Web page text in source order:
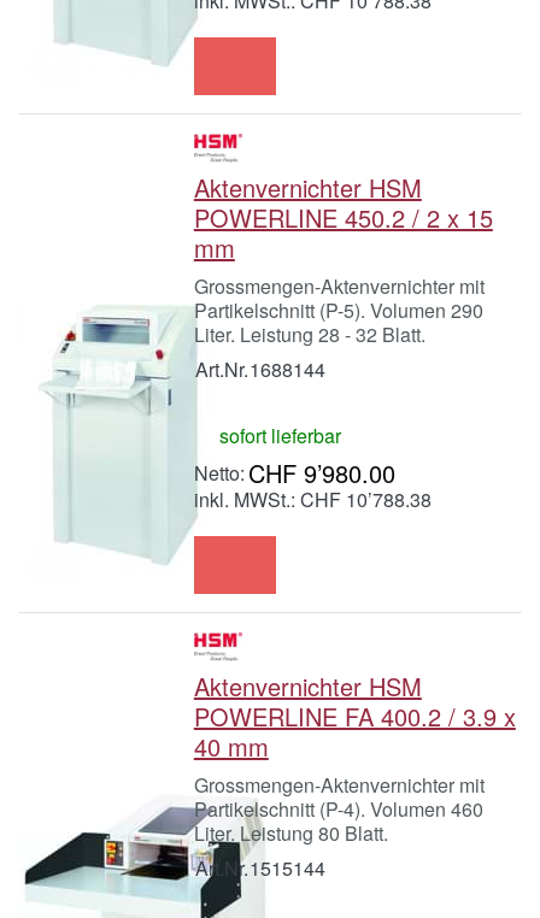
Aktenvernichter HSM
POWERLINE 450.2 / 2 x 15
mm
Grossmengen-Aktenvernichter mit
Partikelschnitt (P-5). Volumen 290
Liter. Leistung 28 - 32 Blatt.
Art.Nr.1688144
sofort lieferbar
CHF 9’980.00
inkl. MWSt.: CHF 10’788.38
Aktenvernichter HSM
POWERLINE FA 400.2 / 3.9 x
40 mm
Grossmengen-Aktenvernichter mit
Partikelschnitt (P-4). Volumen 460
Liter. Leistung 80 Blatt.
Art.Nr.1515144